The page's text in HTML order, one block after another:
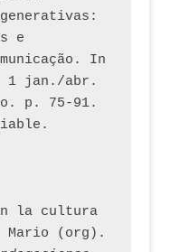
e
In
1 jan./abr.
p. 75-91.
la cultura